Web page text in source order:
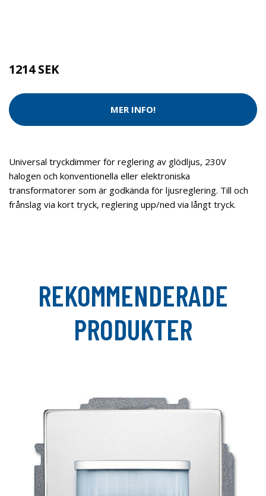
1214 SEK
MER INFO!
Universal tryckdimmer för reglering av glödljus, 230V
halogen och konventionella eller elektroniska
transformatorer som är godkända för ljusreglering. Till och
frånslag via kort tryck, reglering upp/ned via långt tryck.
REKOMMENDERADE
PRODUKTER